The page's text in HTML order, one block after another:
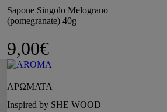
Sapone Singolo Melograno
(pomegranate) 40g
9,00€
ΑΡΩΜΑΤΑ
Inspired by SHE WOOD